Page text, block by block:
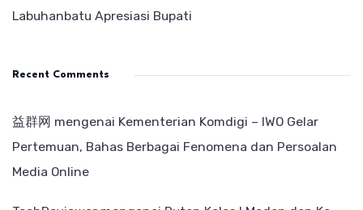
Labuhanbatu Apresiasi Bupati
Recent Comments
益群网 mengenai Kementerian Komdigi – IWO Gelar
Pertemuan, Bahas Berbagai Fenomena dan Persoalan
Media Online